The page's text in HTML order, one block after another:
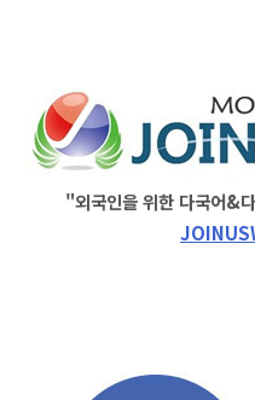
"외국인을 위한 다국어&